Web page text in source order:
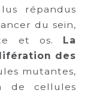
répandus
du sein,
et os. La
des
mutantes,
de cellules